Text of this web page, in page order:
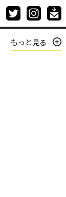
もっと見る